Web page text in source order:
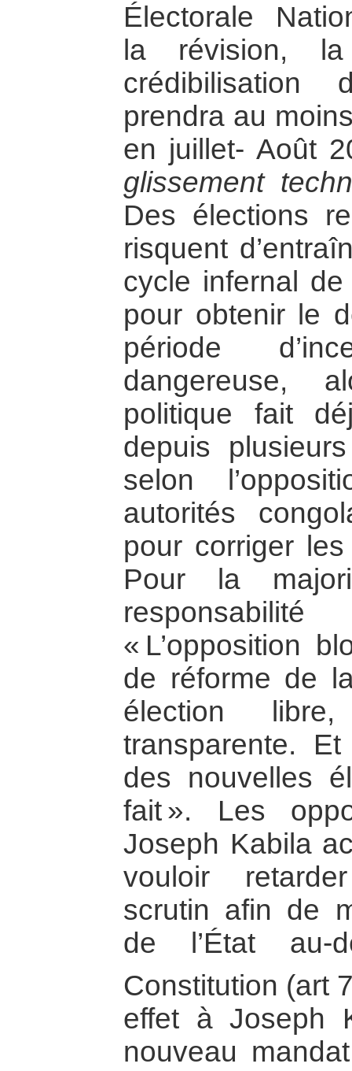
Électorale
la révision,
crédibilisation
prendra au
en juillet- Août
glissement
Des élections
risquent
cycle infernal
pour obtenir le
période
dangereuse,
politique fait
depuis
selon
autorités
pour corriger
Pour la
« L’opposition
de réforme de
élection
transparente.
des nouvelles
fait ». Les
Joseph Kabila
vouloir
scrutin afin de
de l’État
Constitution (art
effet à Joseph
nouveau